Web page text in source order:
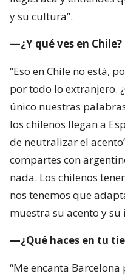
y su cultura”.
—¿Y qué ves en Chile?
“Eso en Chile no está,
por todo lo extranjero.
único nuestras
los chilenos llegan a
de neutralizar el
compartes con
nada. Los chilenos
nos tenemos que
muestra su acento y su
—¿Qué haces en tu
“Me encanta